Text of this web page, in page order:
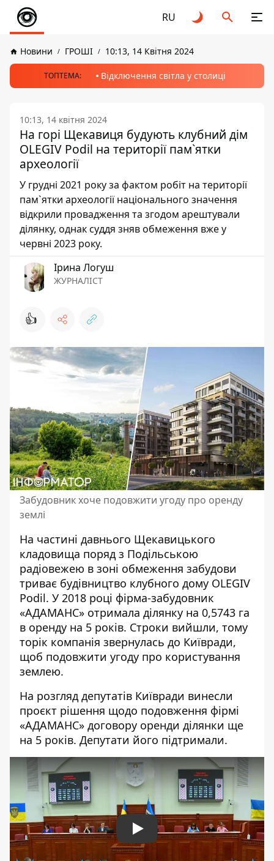
RU
Новини ГРОШІ 10:13, 14 Квітня 2024
ТОПТЕМА: Відключення світла у столиці
10:13, 14 квітня 2024
На горі Щекавиця будують клубний дім
OLEGIV Podil на території пам`ятки
археології
У грудні 2021 року за фактом робіт на території
пам`ятки археології національного значення
відкрили провадження та згодом арештували
ділянку, однак суддя зняв обмеження вже у
червні 2023 року.
Ірина Логуш
ЖУРНАЛІСТ
👍
Забудовник хоче подовжити угоду про оренду
землі
На частині давнього Щекавицького
кладовища поряд з Подільською
радіовежею в зоні обмеження забудови
триває будівництво клубного дому OLEGIV
Podil. У 2018 році фірма-забудовник
«АДАМАНС» отримала ділянку на 0,5743 га
в оренду на 5 років. Строки вийшли, тому
торік компанія звернулась до Київради,
щоб подовжити угоду про користування
землею.
На розгляд депутатів Київради винесли
проєкт рішення щодо подовження фірмі
«АДАМАНС» договору оренди ділянки ще
на 5 років. Депутати його підтримали.
Play